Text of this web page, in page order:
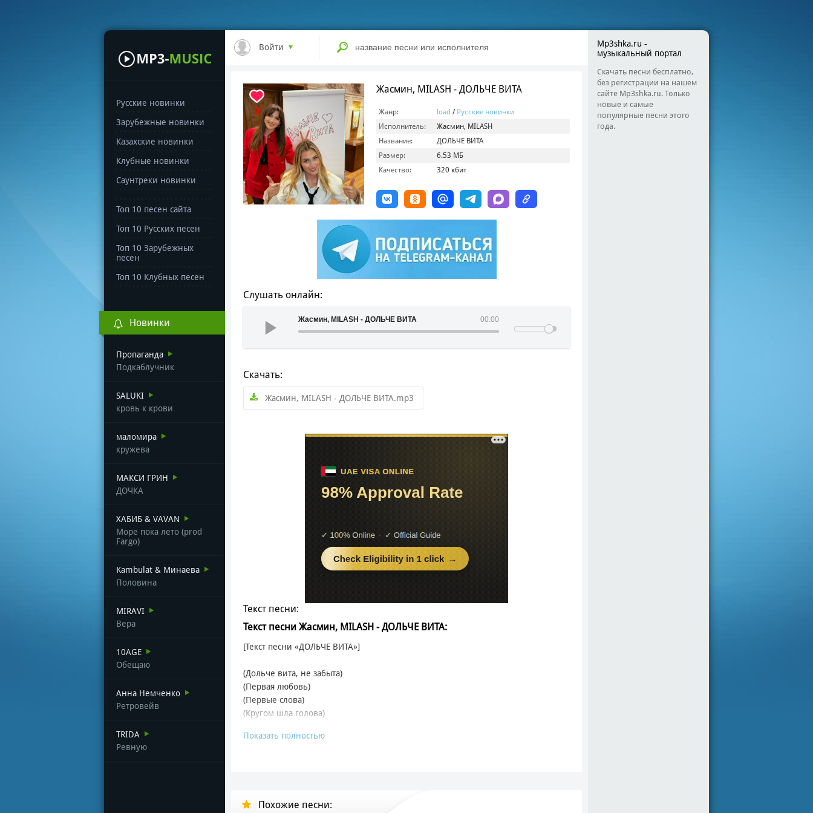
Русские новинки
Зарубежные новинки
Казахские новинки
Клубные новинки
Саунтреки новинки
Топ 10 песен сайта
Топ 10 Русских песен
Топ 10 Зарубежных
песен
Топ 10 Клубных песен
Новинки
Пропаганда
Подкаблучник
SALUKI
кровь к крови
маломира
кружева
МАКСИ ГРИН
ДОЧКА
ХАБИБ & VAVAN
Море пока лето (prod
Fargo)
Kambulat & Минаева
Половина
MIRAVI
Вера
10AGE
Обещаю
Анна Немченко
Ретровейв
TRIDA
Ревную
Войти
0
Жасмин, MILASH - ДОЛЬЧЕ ВИТА
Жанр: load / Русские новинки
Исполнитель:
Жасмин, MILASH
Название:
ДОЛЬЧЕ ВИТА
Размер:
6.53 МБ
Качество:
320 кбит
Слушать онлайн:
00:00
Жасмин, MILASH - ДОЛЬЧЕ ВИТА
Скачать:
Жасмин, MILASH - ДОЛЬЧЕ ВИТА.mp3
Текст песни:
Текст песни Жасмин, MILASH - ДОЛЬЧЕ ВИТА:
[Текст песни «ДОЛЬЧЕ ВИТА»]
(Дольче вита, не забыта)
(Первая любовь)
(Первые слова)
(Кругом шла голова)
Дольче вита, дольче вита
А раньше ты меня не замечал (Плохой)
Показать полностью
Похожие песни:
Mp3shka.ru -
музыкальный портал
Скачать песни бесплатно,
без регистрации на нашем
сайте Mp3shka.ru. Только
новые и самые
популярные песни этого
года.